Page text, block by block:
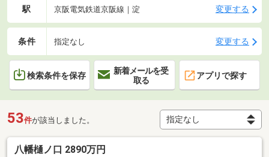
駅 京阪電気鉄道京阪線｜淀 変更する
条件 指定なし 変更する
検索条件を保存
新着メールを受
取る
アプリで探す
53件が該当しました。
八幡樋ノ口 2890万円